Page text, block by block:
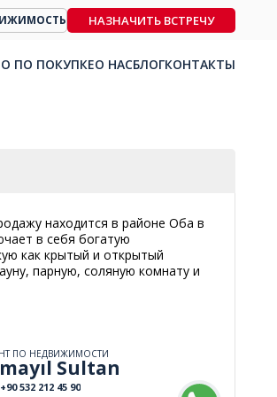
находится в районе Оба в
в себя богатую
как крытый и открытый
парную, соляную комнату и
ПО НЕДВИЖИМОСТИ
Sultan
+90 532 212 45 90
НАЗНАЧИТЬ ВСТРЕЧУ
ПО ПОКУПКЕО НАСБЛОГКОНТАКТЫ